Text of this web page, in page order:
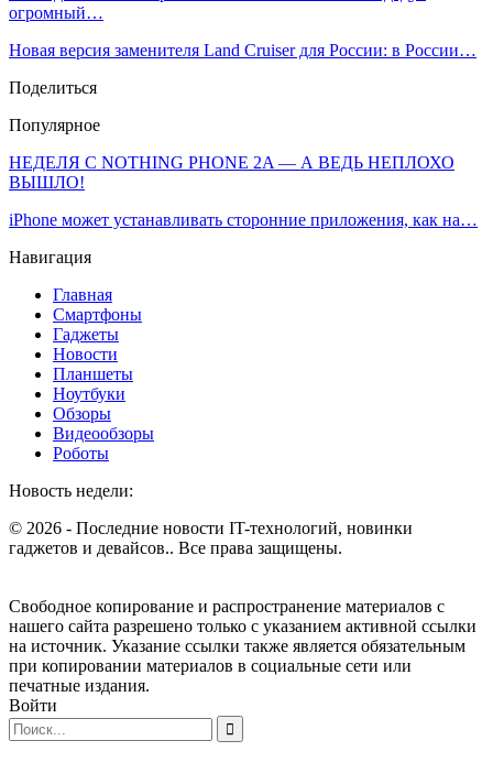
огромный…
Новая версия заменителя Land Cruiser для России: в России…
Поделиться
Популярное
НЕДЕЛЯ С NOTHING PHONE 2A — А ВЕДЬ НЕПЛОХО
ВЫШЛО!
iPhone может устанавливать сторонние приложения, как на…
Навигация
Главная
Смартфоны
Гаджеты
Новости
Планшеты
Ноутбуки
Обзоры
Видеообзоры
Роботы
Новость недели:
© 2026 - Последние новости IT-технологий, новинки
гаджетов и девайсов.. Все права защищены.
Свободное копирование и распространение материалов с
нашего сайта разрешено только с указанием активной ссылки
на источник. Указание ссылки также является обязательным
при копировании материалов в социальные сети или
печатные издания.
Войти